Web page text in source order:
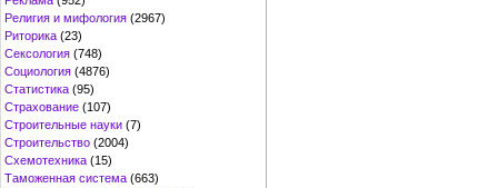
Религия и мифология (2967)
Риторика (23)
Сексология (748)
Социология (4876)
Статистика (95)
Страхование (107)
Строительные науки (7)
Строительство (2004)
Схемотехника (15)
Таможенная система (663)